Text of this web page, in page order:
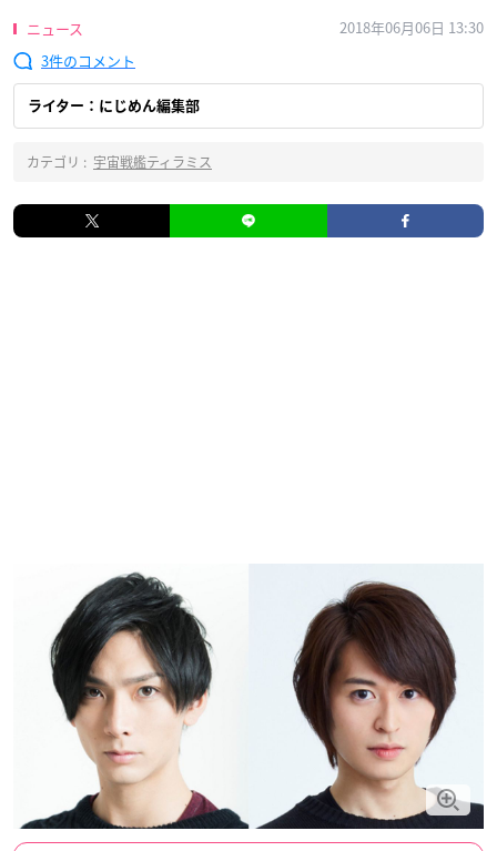
ニュース
2018年06月06日 13:30
3
ライター：にじめん編集部
カテゴリ : 宇宙戦艦ティラミス